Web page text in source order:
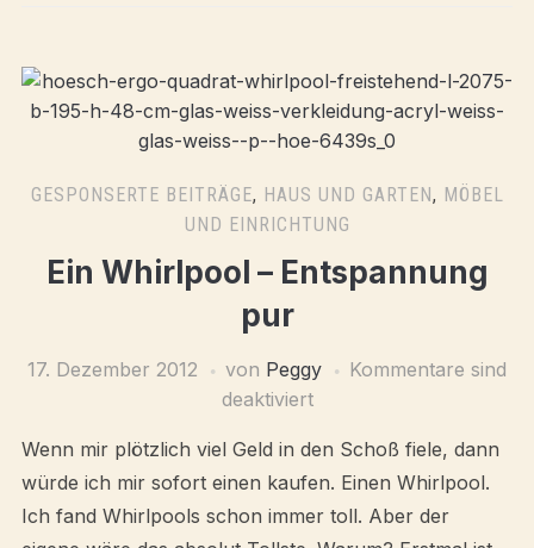
GESPONSERTE BEITRÄGE, HAUS UND GARTEN, MÖBEL
UND EINRICHTUNG
Ein Whirlpool – Entspannung
pur
17. Dezember 2012 von Peggy
Kommentare sind
deaktiviert
Wenn mir plötzlich viel Geld in den Schoß fiele, dann
würde ich mir sofort einen kaufen. Einen Whirlpool.
Ich fand Whirlpools schon immer toll. Aber der